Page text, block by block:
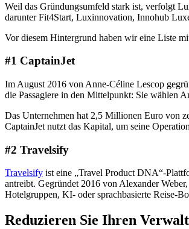
Weil das Gründungsumfeld stark ist, verfolgt
darunter Fit4Start, Luxinnovation, Innohub
Vor diesem Hintergrund haben wir eine Liste
#1 CaptainJet
Im August 2016 von Anne-Céline Lescop
die Passagiere in den Mittelpunkt: Sie wählen
Das Unternehmen hat 2,5 Millionen Euro von
CaptainJet nutzt das Kapital, um seine
#2 Travelsify
Travelsify ist eine „Travel Product DNA“-
antreibt. Gegründet 2016 von Alexander
Hotelgruppen, KI- oder sprachbasierte Reise-
Reduzieren Sie Ihren